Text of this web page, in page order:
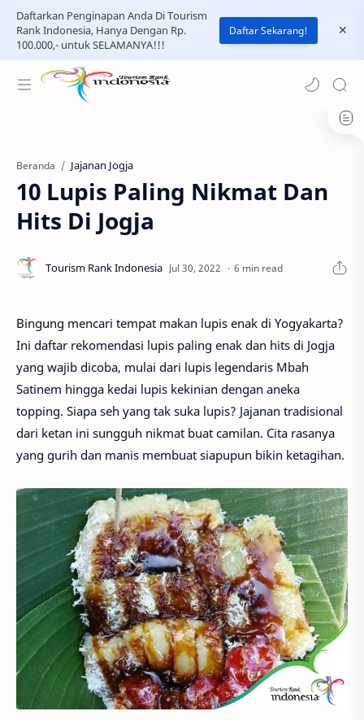
Daftarkan Penginapan Anda Di Tourism
Rank Indonesia, Hanya Dengan Rp.
100.000,- untuk SELAMANYA!!!
Daftar Sekarang!
Beranda Jajanan Jogja
10 Lupis Paling Nikmat Dan
Hits Di Jogja
6 min read
Bingung mencari tempat makan lupis enak di Yogyakarta?
Ini daftar rekomendasi lupis paling enak dan hits di Jogja
yang wajib dicoba, mulai dari lupis legendaris Mbah
Satinem hingga kedai lupis kekinian dengan aneka
topping. Siapa seh yang tak suka lupis? Jajanan tradisional
dari ketan ini sungguh nikmat buat camilan. Cita rasanya
yang gurih dan manis membuat siapupun bikin ketagihan.